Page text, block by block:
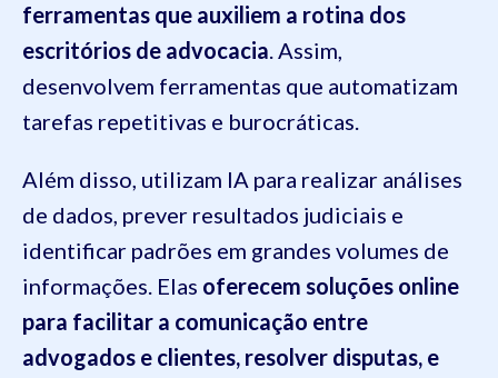
ferramentas que auxiliem a rotina dos
escritórios de advocacia. Assim,
desenvolvem ferramentas que automatizam
tarefas repetitivas e burocráticas.
Além disso, utilizam IA para realizar análises
de dados, prever resultados judiciais e
identificar padrões em grandes volumes de
informações. Elas oferecem soluções online
para facilitar a comunicação entre
advogados e clientes, resolver disputas, e